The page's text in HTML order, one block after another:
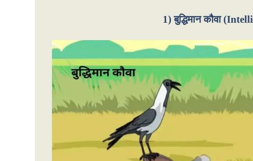
1) बुद्धिमान कौवा